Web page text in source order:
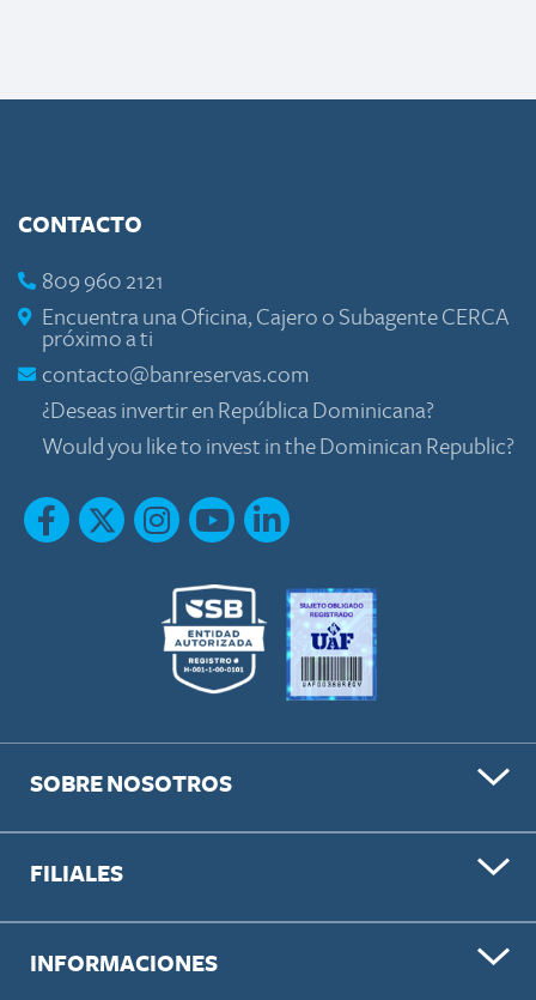
CONTACTO
809 960 2121
Encuentra una Oficina, Cajero o Subagente CERCA
próximo a ti
contacto@banreservas.com
¿Deseas invertir en República Dominicana?
Would you like to invest in the Dominican Republic?
SOBRE NOSOTROS
FILIALES
INFORMACIONES